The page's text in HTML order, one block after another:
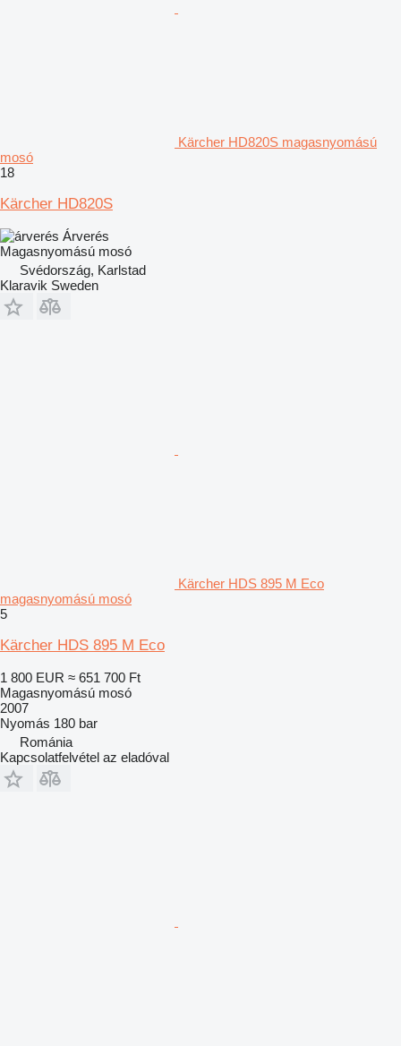
Kärcher HD820S magasnyomású
mosó
18
Kärcher HD820S
Árverés
Magasnyomású mosó
Svédország, Karlstad
Klaravik Sweden
Kärcher HDS 895 M Eco
magasnyomású mosó
5
Kärcher HDS 895 M Eco
1 800 EUR ≈ 651 700 Ft
Magasnyomású mosó
2007
Nyomás 180 bar
Románia
Kapcsolatfelvétel az eladóval